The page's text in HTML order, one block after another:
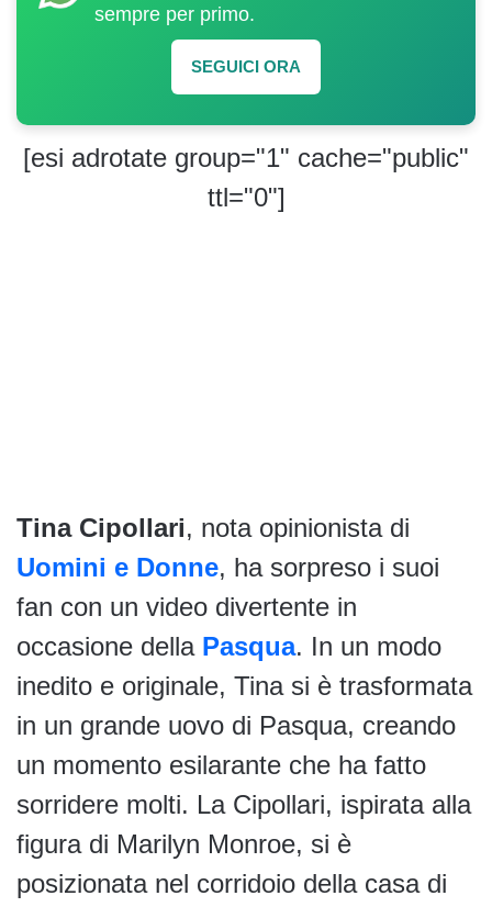
sempre per primo.
SEGUICI ORA
[esi adrotate group="1" cache="public"
ttl="0"]
Tina Cipollari, nota opinionista di
Uomini e Donne, ha sorpreso i suoi
fan con un video divertente in
occasione della Pasqua. In un modo
inedito e originale, Tina si è trasformata
in un grande uovo di Pasqua, creando
un momento esilarante che ha fatto
sorridere molti. La Cipollari, ispirata alla
figura di Marilyn Monroe, si è
posizionata nel corridoio della casa di